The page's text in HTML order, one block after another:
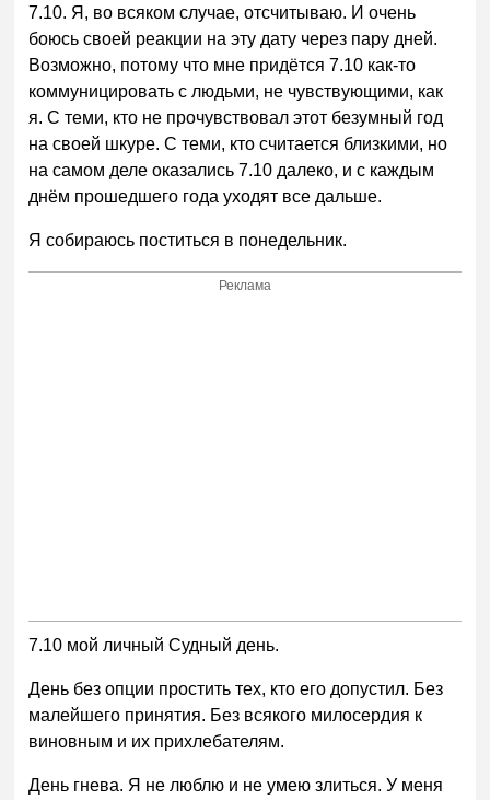
7.10. Я, во всяком случае, отсчитываю. И очень
боюсь своей реакции на эту дату через пару дней.
Возможно, потому что мне придётся 7.10 как-то
коммуницировать с людьми, не чувствующими, как
я. С теми, кто не прочувствовал этот безумный год
на своей шкуре. С теми, кто считается близкими, но
на самом деле оказались 7.10 далеко, и с каждым
днём прошедшего года уходят все дальше.
Я собираюсь поститься в понедельник.
Реклама
7.10 мой личный Судный день.
День без опции простить тех, кто его допустил. Без
малейшего принятия. Без всякого милосердия к
виновным и их прихлебателям.
День гнева. Я не люблю и не умею злиться. У меня